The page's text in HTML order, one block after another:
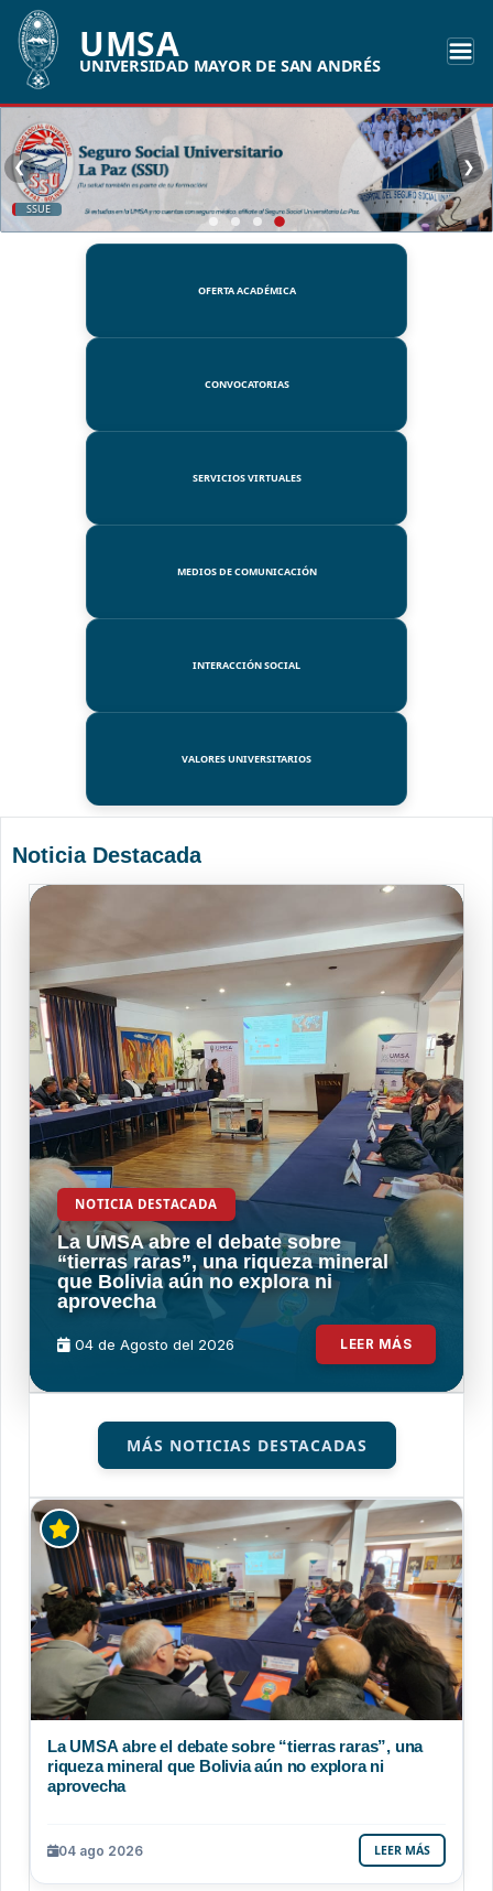
UMSA
UNIVERSIDAD MAYOR DE SAN ANDRÉS
SSUE
❮ ❯
OFERTA ACADÉMICA
CONVOCATORIAS
SERVICIOS VIRTUALES
MEDIOS DE COMUNICACIÓN
INTERACCIÓN SOCIAL
VALORES UNIVERSITARIOS
Noticia Destacada
NOTICIA DESTACADA
La UMSA abre el debate sobre
“tierras raras”, una riqueza mineral
que Bolivia aún no explora ni
aprovecha
04 de Agosto del 2026 LEER MÁS
MÁS NOTICIAS DESTACADAS
La UMSA abre el debate sobre “tierras raras”, una
riqueza mineral que Bolivia aún no explora ni
aprovecha
04 ago 2026 LEER MÁS